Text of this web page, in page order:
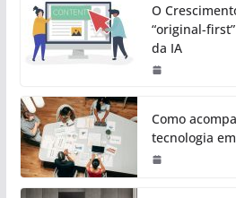
O
“original-
da IA
Como
tecnologia